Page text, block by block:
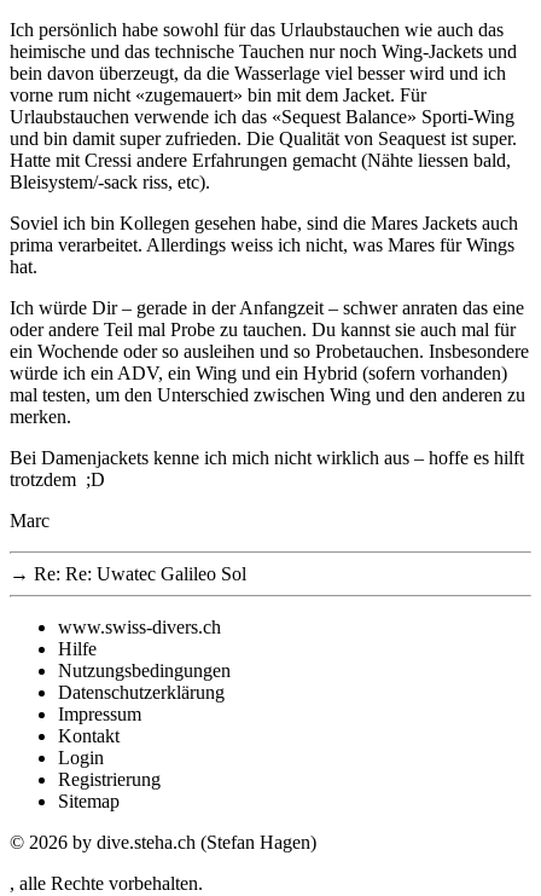
Ich persönlich habe sowohl für das Urlaubstauchen wie auch das
heimische und das technische Tauchen nur noch Wing-Jackets und
bein davon überzeugt, da die Wasserlage viel besser wird und ich
vorne rum nicht «zugemauert» bin mit dem Jacket. Für
Urlaubstauchen verwende ich das «Sequest Balance» Sporti-Wing
und bin damit super zufrieden. Die Qualität von Seaquest ist super.
Hatte mit Cressi andere Erfahrungen gemacht (Nähte liessen bald,
Bleisystem/-sack riss, etc).
Soviel ich bin Kollegen gesehen habe, sind die Mares Jackets auch
prima verarbeitet. Allerdings weiss ich nicht, was Mares für Wings
hat.
Ich würde Dir – gerade in der Anfangzeit – schwer anraten das eine
oder andere Teil mal Probe zu tauchen. Du kannst sie auch mal für
ein Wochende oder so ausleihen und so Probetauchen. Insbesondere
würde ich ein ADV, ein Wing und ein Hybrid (sofern vorhanden)
mal testen, um den Unterschied zwischen Wing und den anderen zu
merken.
Bei Damenjackets kenne ich mich nicht wirklich aus – hoffe es hilft
trotzdem ;D
Marc
→ Re: Re: Uwatec Galileo Sol
www.swiss-divers.ch
Hilfe
Nutzungsbedingungen
Datenschutzerklärung
Impressum
Kontakt
Login
Registrierung
Sitemap
© 2026 by dive.steha.ch (Stefan Hagen)
, alle Rechte vorbehalten.